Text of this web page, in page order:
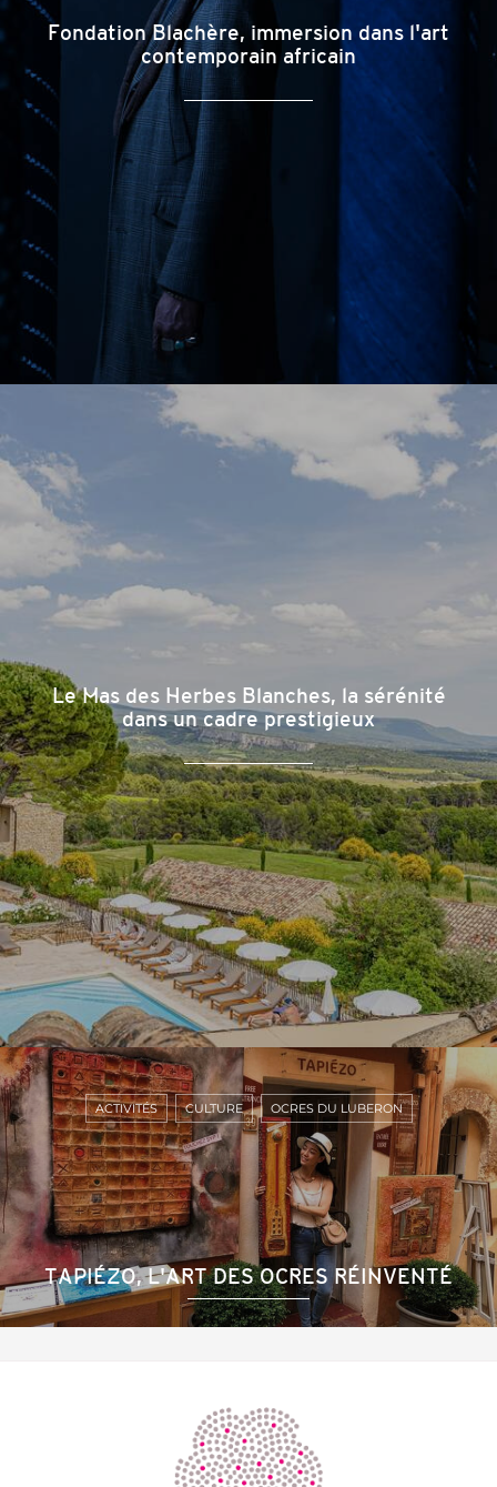
Fondation Blachère, immersion dans l'art
contemporain africain
Le Mas des Herbes Blanches, la sérénité
dans un cadre prestigieux
TAPIÉZO, L'ART DES OCRES RÉINVENTÉ
ACTIVITÉS CULTURE OCRES DU LUBERON